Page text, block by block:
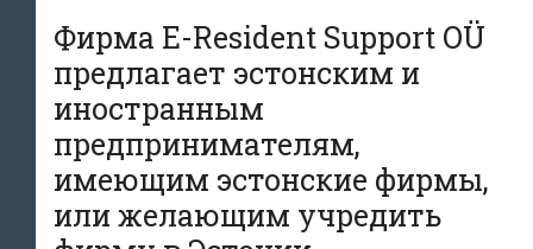
Фирма E-Resident Support OÜ
предлагает эстонским и
иностранным
предпринимателям,
имеющим эстонские фирмы,
или желающим учредить